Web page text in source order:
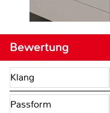
Bewertung
Klang
Passform